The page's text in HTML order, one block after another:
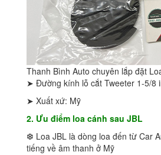
Thanh Bình Auto chuyên lắp đặt
➤ Đường kính lỗ cắt Tweeter 1-5/8
➤ Xuất xứ: Mỹ
2. Ưu điểm loa cánh sau JBL
❆ Loa JBL là dòng loa đến từ Car
tiếng về âm thanh ở Mỹ